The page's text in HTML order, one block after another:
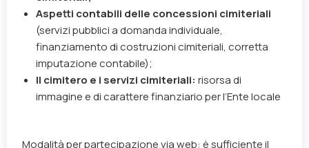
Aspetti contabili delle concessioni cimiteriali
(servizi pubblici a domanda individuale,
finanziamento di costruzioni cimiteriali, corretta
imputazione contabile);
Il cimitero e i servizi cimiteriali: risorsa di
immagine e di carattere finanziario per l’Ente locale
Modalità per partecipazione via web:è sufficiente il